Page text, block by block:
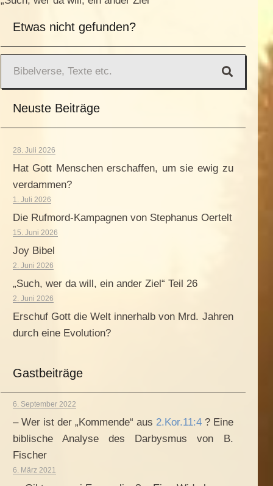
Etwas nicht gefunden?
Neuste Beiträge
28. Juli 2026
Hat Gott Menschen erschaffen, um sie ewig zu
verdammen?
1. Juli 2026
Die Rufmord-Kampagnen von Stephanus Oertelt
15. Juni 2026
Joy Bibel
2. Juni 2026
„Such, wer da will, ein ander Ziel“ Teil 26
2. Juni 2026
Erschuf Gott die Welt innerhalb von Mrd. Jahren
durch eine Evolution?
Gastbeiträge
6. September 2022
– Wer ist der „Kommende“ aus 2.Kor.11:4? Eine
biblische Analyse des Darbysmus von B.
Fischer
6. März 2021